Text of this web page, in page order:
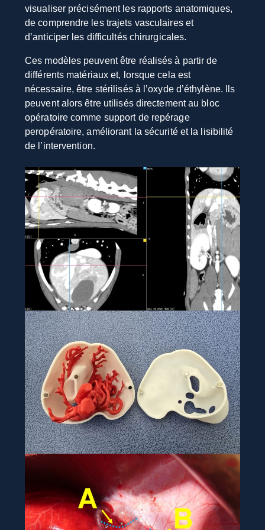
visualiser précisément les rapports anatomiques,
de comprendre les trajets vasculaires et
d’anticiper les difficultés chirurgicales.
Ces modèles peuvent être réalisés à partir de
différents matériaux et, lorsque cela est
nécessaire, être stérilisés à l’oxyde d’éthylène. Ils
peuvent alors être utilisés directement au bloc
opératoire comme support de repérage
peropératoire, améliorant la sécurité et la lisibilité
de l’intervention.